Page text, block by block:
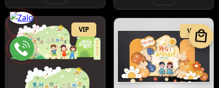
VIP VIPlocal_mall